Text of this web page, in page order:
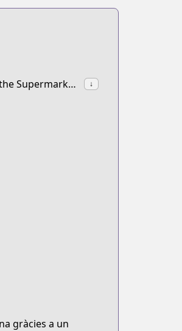
synonyms:Super no Ura de Yani Suu Hanashi,A Story About Smoking at the Back of the Supermarket,YaniSuu ↓
gràcies a un